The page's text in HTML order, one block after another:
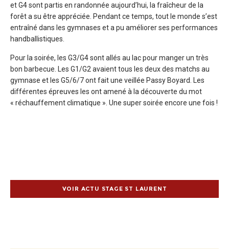
et G4 sont partis en randonnée aujourd’hui, la fraîcheur de la
forêt a su être appréciée. Pendant ce temps, tout le monde s’est
entraîné dans les gymnases et a pu améliorer ses performances
handballistiques.
Pour la soirée, les G3/G4 sont allés au lac pour manger un très
bon barbecue. Les G1/G2 avaient tous les deux des matchs au
gymnase et les G5/6/7 ont fait une veillée Passy Boyard. Les
différentes épreuves les ont amené à la découverte du mot
« réchauffement climatique ». Une super soirée encore une fois !
VOIR ACTU STAGE ST LAURENT